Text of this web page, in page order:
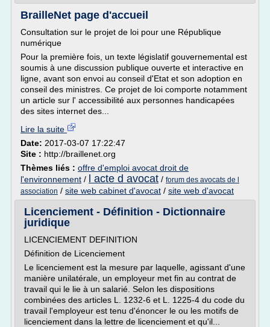
BrailleNet page d'accueil
Consultation sur le projet de loi pour une République
numérique
Pour la première fois, un texte législatif gouvernemental est
soumis à une discussion publique ouverte et interactive en
ligne, avant son envoi au conseil d'Etat et son adoption en
conseil des ministres. Ce projet de loi comporte notamment
un article sur l' accessibilité aux personnes handicapées
des sites internet des...
Lire la suite
Date: 2017-03-07 17:22:47
Site : http://braillenet.org
Thèmes liés : offre d'emploi avocat droit de
l'environnement / l acte d avocat / forum des avocats de l
association / site web cabinet d'avocat / site web d'avocat
Licenciement - Définition - Dictionnaire
juridique
LICENCIEMENT DEFINITION
Définition de Licenciement
Le licenciement est la mesure par laquelle, agissant d'une
manière unilatérale, un employeur met fin au contrat de
travail qui le lie à un salarié. Selon les dispositions
combinées des articles L. 1232-6 et L. 1225-4 du code du
travail l'employeur est tenu d'énoncer le ou les motifs de
licenciement dans la lettre de licenciement et qu'il...